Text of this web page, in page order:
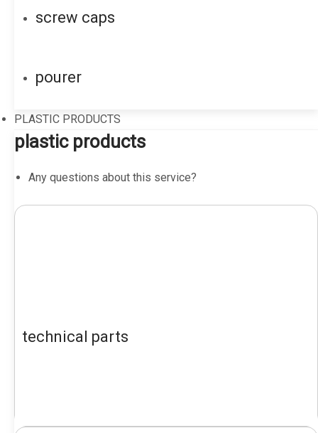
screw caps
pourer
PLASTIC PRODUCTS
plastic products
Any questions about this service?
technical parts